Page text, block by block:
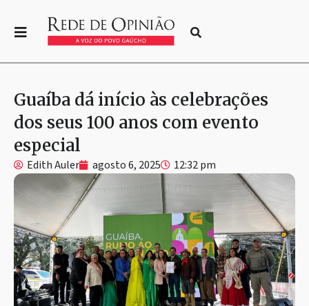
Guaíba dá início às celebrações
dos seus 100 anos com evento
especial
Edith Auler agosto 6, 2025 12:32 pm